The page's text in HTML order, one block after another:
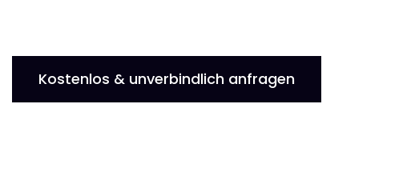
Kostenlos & unverbindlich anfragen